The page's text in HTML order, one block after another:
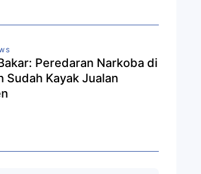
Peredaran Narkoba di
Sudah Kayak Jualan